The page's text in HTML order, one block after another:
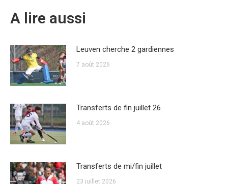
A lire aussi
Leuven cherche 2 gardiennes
7 août 2026
Transferts de fin juillet 26
4 août 2026
Transferts de mi/fin juillet
23 juillet 2026